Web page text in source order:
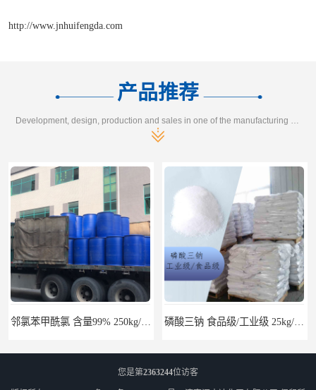
http://www.jnhuifengda.com
产品推荐
磷酸三钠 食品级/工业级 25kg/袋 CAS：10101-89-0 丙酮酸乙酯 含量98.5% 200kg/桶 CAS：617-35-6
您是第2363244位访客